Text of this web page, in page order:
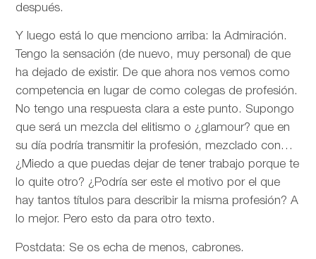
después.
Y luego está lo que menciono arriba: la Admiración.
Tengo la sensación (de nuevo, muy personal) de que
ha dejado de existir. De que ahora nos vemos como
competencia en lugar de como colegas de profesión.
No tengo una respuesta clara a este punto. Supongo
que será un mezcla del elitismo o ¿glamour? que en
su día podría transmitir la profesión, mezclado con…
¿Miedo a que puedas dejar de tener trabajo porque te
lo quite otro? ¿Podría ser este el motivo por el que
hay tantos títulos para describir la misma profesión? A
lo mejor. Pero esto da para otro texto.
Postdata: Se os echa de menos, cabrones.